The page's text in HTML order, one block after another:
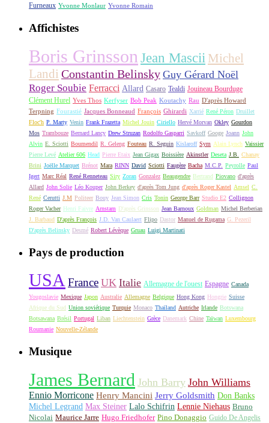
Furneaux Yvonne Monlaur Yvonne Romain
Affichistes
Boris Grinsson Jean Mascii Michel
Landi Constantin Belinsky Guy Gérard Noël
Roger Soubie Ferracci Allard Casaro Tealdi Jouineau Bourduge
Clément Hurel Yves Thos Kerfyser Bob Peak Koutachy Rau D'après Howard
Terpning Fourastié Jacques Bonneaud François Ghirardi Xarrié René Péron Druillet
Floc'h P. Marty Venin Frank Frazetta Michel Jouin Ciriello Hervé Morvan Okley Gourdon
Mos Trambouze Bernard Lancy Drew Struzan Rodolfo Gasparri Savkoff Googe Joann John
Alvin E. Sciotti Boumendil R. Geleng Fouteau R. Seguin Kislaroff Sym Alain Lynch Vaissier
Pierre Levé Atelier 606 Head Pierre Etaix Jean Gigax Boissière Akinstler Deseta J.B.
Chanay
Brini Joëlle Marquet Brénot Mara RINN David Sciotti Faugère Bacha M.C.P. Peyrolle Paul
Igert Marc Réal René Renneteau Siry Zoran Gonzalez Beaugendre Bertrand Piovano d'après
Allard John Solie Léo Kouper John Berkey d'après Tom Jung d'après Roger Kastel Amsel C.
René Cerutti J.M Politeer Bouy Jean Simon Cris Tonin George Barr Studio E2 Collignon
Roger Vacher Henri Faivre Arnstam D'après Grinsson Jean Barnoux Goldman Michel Berberian
J. Barbaud D'après François J.D. Van Caulaert Flipo Dastor Manuel de Rugama G. Pezeril
D'après Belinsky Desmé Robert Lévèque Gruau Luigi Martinati
Pays de production
USA France UK Italie Allemagne de l'ouest Espagne Canada
Yougoslavie Mexique Japon Australie Allemagne Belgique Hong Kong Hongrie Suisse
Afrique du Sud Union soviétique Turquie Monaco Thaïland Autriche Irlande Botswana
Botsawana Brésil Portugal Liban Liechtenstein Grèce Danemark Chine Taïwan Luxembourg
Roumanie Nouvelle-Zélande
Musique
James Bernard John Barry John Williams
Ennio Morricone Henry Mancini Jerry Goldsmith Don Banks
Michel Legrand Max Steiner Lalo Schifrin Lennie Niehaus Bruno
Nicolai Maurice Jarre Hugo Friedhofer Pino Donaggio Guido De Angelis